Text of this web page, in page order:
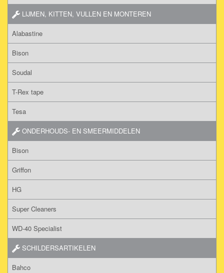
LIJMEN, KITTEN, VULLEN EN MONTEREN
Alabastine
Bison
Soudal
T-Rex tape
Tesa
ONDERHOUDS- EN SMEERMIDDELEN
Bison
Griffon
HG
Super Cleaners
WD-40 Specialist
SCHILDERSARTIKELEN
Bahco